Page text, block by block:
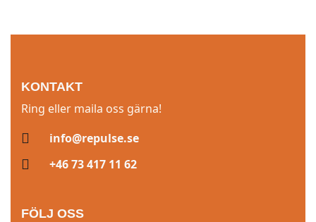
KONTAKT
Ring eller maila oss gärna!
info@repulse.se
+46 73 417 11 62
FÖLJ OSS